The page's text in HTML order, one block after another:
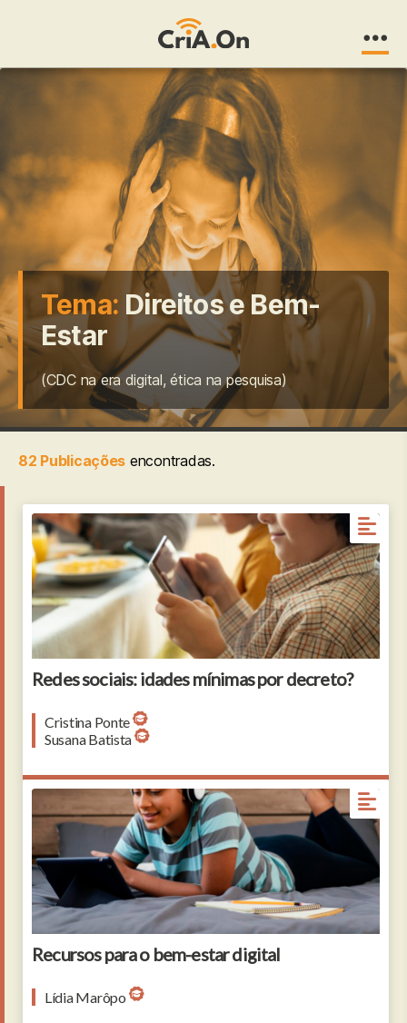
Tema: Direitos e Bem-
Estar
(CDC na era digital, ética na pesquisa)
82 Publicações encontradas.
Redes sociais: idades mínimas por decreto?
Cristina Ponte
Susana Batista
Recursos para o bem-estar digital
Lídia Marôpo